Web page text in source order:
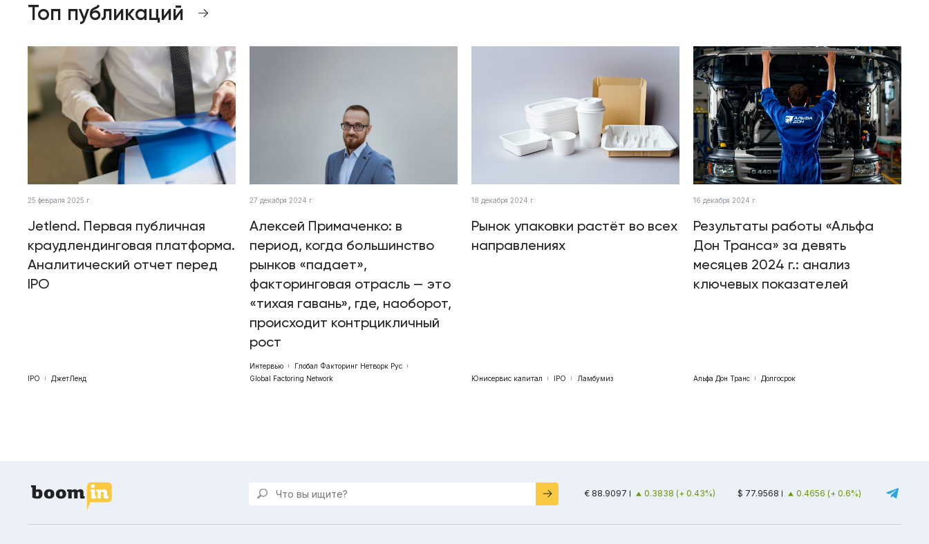
Топ публикаций
25 февраля 2025 г.
Jetlend. Первая публичная
краудлендинговая платформа.
Аналитический отчет перед
IPO
IPO ДжетЛенд
27 декабря 2024 г.
Алексей Примаченко: в
период, когда большинство
рынков «падает»,
факторинговая отрасль — это
«тихая гавань», где, наоборот,
происходит контрцикличный
рост
Интервью
Глобал Факторинг Нетворк Рус
Global Factoring Network
18 декабря 2024 г.
Рынок упаковки растёт во всех
направлениях
Юнисервис капитал IPO Ламбумиз
16 декабря 2024 г.
Результаты работы «Альфа
Дон Транса» за девять
месяцев 2024 г.: анализ
ключевых показателей
Альфа Дон Транс Долгосрок
€ 88.9097 0.3838 (+ 0.43%) $ 77.9568 0.4656 (+ 0.6%)